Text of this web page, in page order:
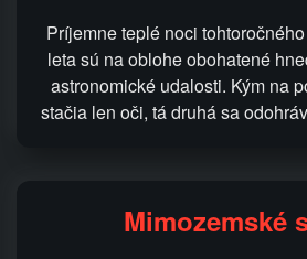
Príjemne teplé noci
leta sú na oblohe obohatené
astronomické udalosti. Kým na
stačia len oči, tá druhá sa
Mimozemské